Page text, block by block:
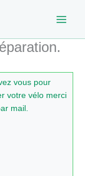
vous pour
votre vélo merci
mail.